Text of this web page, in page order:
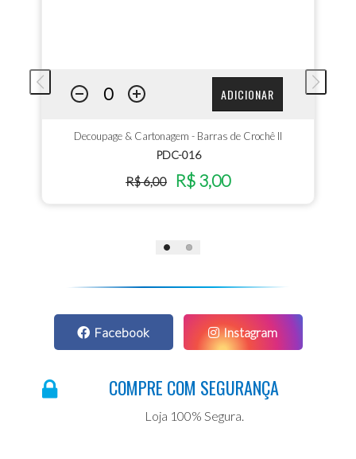
ADICIONAR
Decoupage & Cartonagem - Barras de Crochê II
PDC-016
R$ 6,00 R$ 3,00
Facebook Instagram
COMPRE COM SEGURANÇA
Loja 100% Segura.